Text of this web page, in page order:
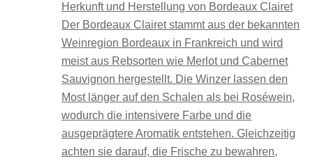
Herkunft und Herstellung von Bordeaux Clairet
Der Bordeaux Clairet stammt aus der bekannten
Weinregion Bordeaux in Frankreich und wird
meist aus Rebsorten wie Merlot und Cabernet
Sauvignon hergestellt. Die Winzer lassen den
Most länger auf den Schalen als bei Roséwein,
wodurch die intensivere Farbe und die
ausgeprägtere Aromatik entstehen. Gleichzeitig
achten sie darauf, die Frische zu bewahren,